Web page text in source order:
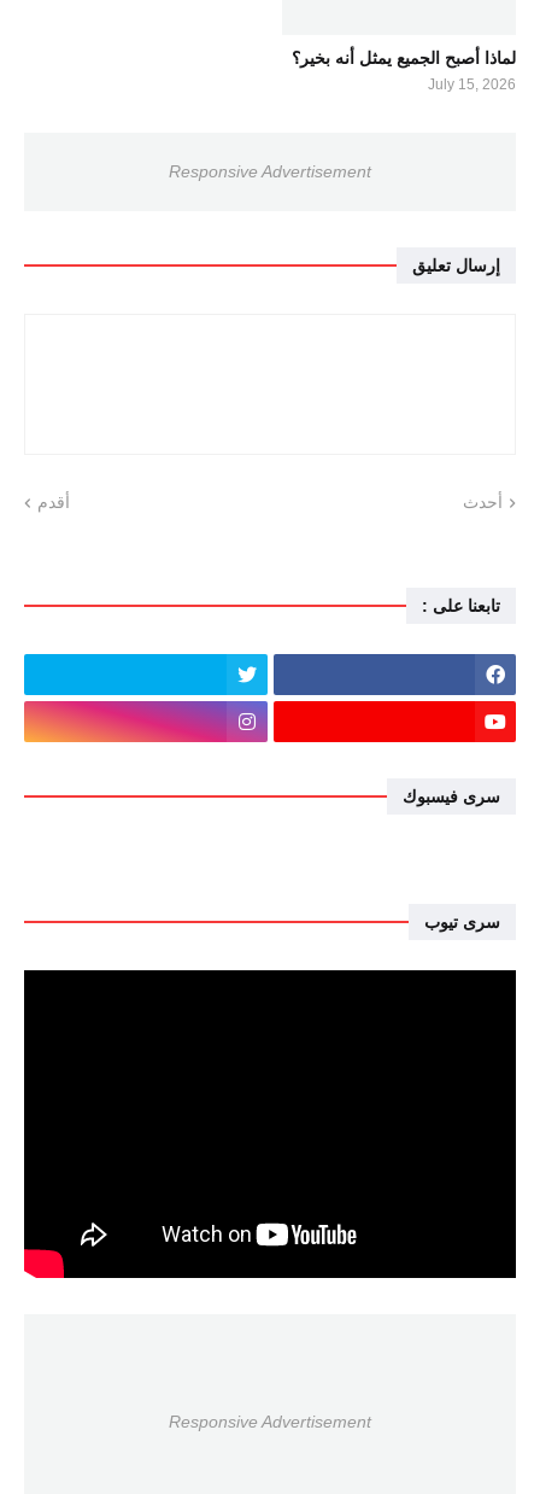
لماذا أصبح الجميع يمثل أنه بخير؟
July 15, 2026
Responsive Advertisement
إرسال تعليق
أحدث أقدم
تابعنا على :
سرى فيسبوك
سرى تيوب
Responsive Advertisement